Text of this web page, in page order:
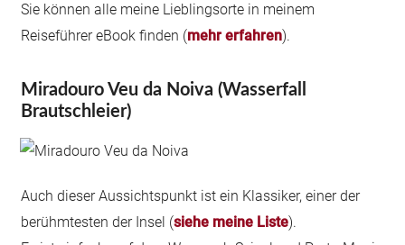
Sie können alle meine Lieblingsorte in meinem
Reiseführer eBook finden (mehr erfahren).
Miradouro Veu da Noiva (Wasserfall
Brautschleier)
Auch dieser Aussichtspunkt ist ein Klassiker, einer der
berühmtesten der Insel (siehe meine Liste).